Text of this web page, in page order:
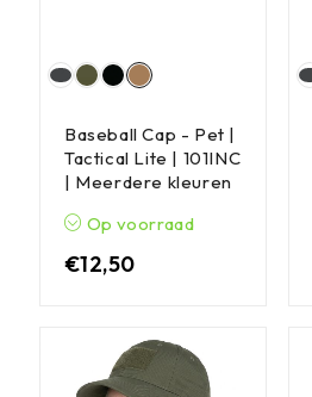
Baseball Cap - Pet |
Tactical Lite | 101INC
| Meerdere kleuren
Op voorraad
€12,50